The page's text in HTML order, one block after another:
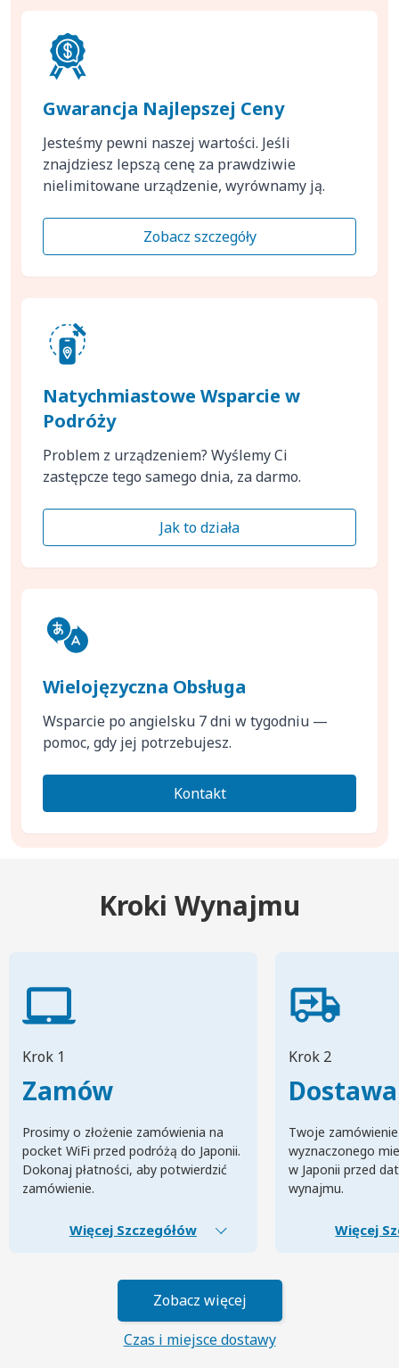
Gwarancja Najlepszej Ceny
Jesteśmy pewni naszej wartości. Jeśli
znajdziesz lepszą cenę za prawdziwie
nielimitowane urządzenie, wyrównamy ją.
Zobacz szczegóły
Natychmiastowe Wsparcie w
Podróży
Problem z urządzeniem? Wyślemy Ci
zastępcze tego samego dnia, za darmo.
Jak to działa
Wielojęzyczna Obsługa
Wsparcie po angielsku 7 dni w tygodniu —
pomoc, gdy jej potrzebujesz.
Kontakt
Kroki Wynajmu
Krok 1
Zamów
Prosimy o złożenie zamówienia na
pocket WiFi przed podróżą do Japonii.
Dokonaj płatności, aby potwierdzić
zamówienie.
Więcej Szczegółów
Krok 2
Dostawa
Twoje
wyznaczonego
w Japonii przed
wynajmu.
Więcej
Zobacz więcej
Czas i miejsce dostawy